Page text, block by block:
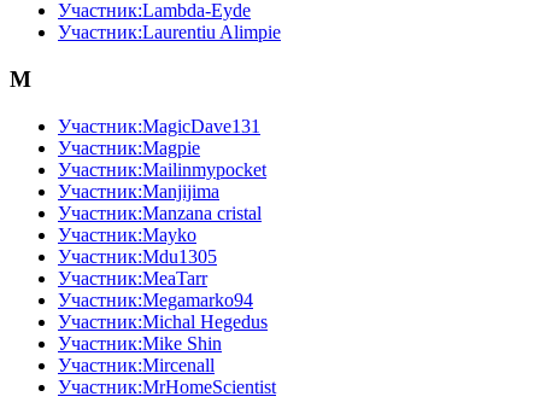
Участник:Lambda-Eyde
Участник:Laurentiu Alimpie
M
Участник:MagicDave131
Участник:Magpie
Участник:Mailinmypocket
Участник:Manjijima
Участник:Manzana cristal
Участник:Mayko
Участник:Mdu1305
Участник:MeaTarr
Участник:Megamarko94
Участник:Michal Hegedus
Участник:Mike Shin
Участник:Mircenall
Участник:MrHomeScientist